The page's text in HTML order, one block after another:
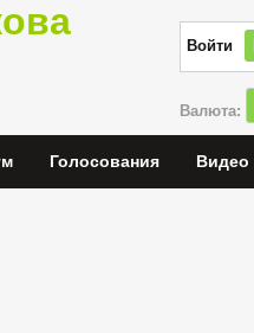
Войти
Валюта:
Голосования Видео